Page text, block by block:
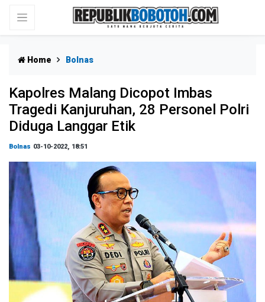
Home Bolnas
Kapolres Malang Dicopot Imbas
Tragedi Kanjuruhan, 28 Personel Polri
Diduga Langgar Etik
Bolnas 03-10-2022, 18:51